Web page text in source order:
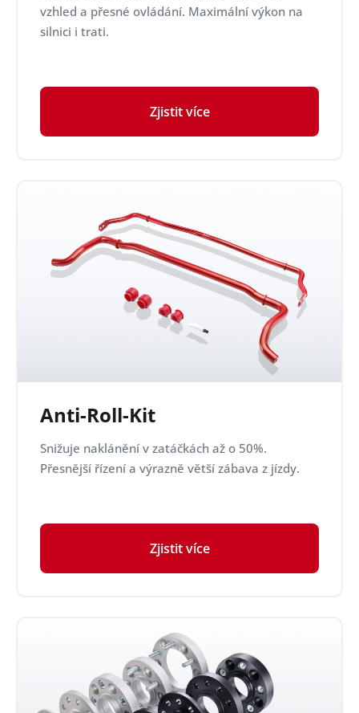
vzhled a přesné ovládání. Maximální výkon na
silnici i trati.
Zjistit více
Anti-Roll-Kit
Snižuje naklánění v zatáčkách až o 50%.
Přesnější řízení a výrazně větší zábava z jízdy.
Zjistit více